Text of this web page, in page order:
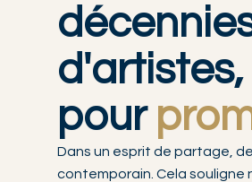
pour
Dans un esprit de partage,
contemporain. Cela souligne